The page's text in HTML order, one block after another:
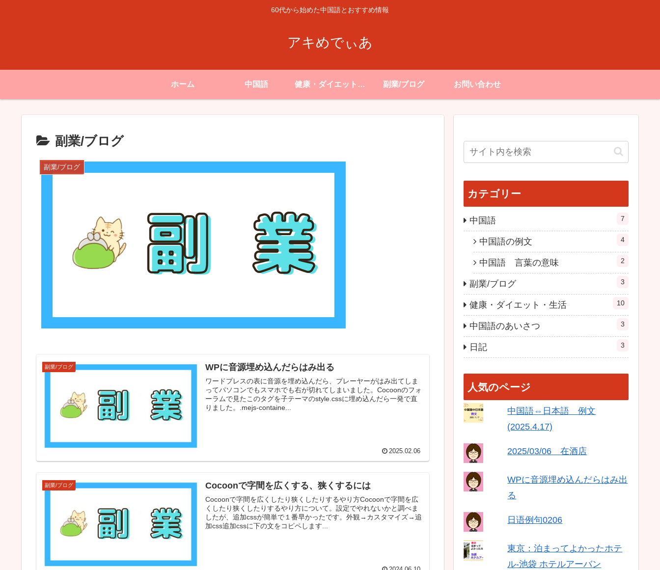
60代から始めた中国語とおすすめ情報
アキめでぃあ
ホーム 中国語 健康・ダイエット・
生活
副業/ブログ お問い合わせ
副業/ブログ
副業/ブログ
副業/ブログ WPに音源埋め込んだらはみ出る
ワードプレスの表に音源を埋め込んだら、プレーヤーがはみ出てしま
ってパソコンでもスマホでも右が切れてしまいました。Cocoonのフォ
ーラムで見たこのタグを子テーマのstyle.cssに埋め込んだら一発で直
りました。.mejs-containe...
2025.02.06
副業/ブログ Cocoonで字間を広くする、狭くするには
Cocoonで字間を広くしたり狭くしたりするやり方Cocoonで字間を広
くしたり狭くしたりするやり方について。設定でやれないかと調べま
したが、追加cssが簡単で１番早かったです。外観→カスタマイズ→追
加css追加cssに下の文をコピペします...
カテゴリー
中国語 7
中国語の例文 4
中国語 言葉の意味 2
副業/ブログ 3
健康・ダイエット・生活 10
中国語のあいさつ 3
日記 3
人気のページ
中国語⇔日本語 例文
(2025.4.17)
2025/03/06 在酒店
WPに音源埋め込んだらはみ出
る
日语例句0206
東京：泊まってよかったホテ
ル-池袋 ホテルアーバン